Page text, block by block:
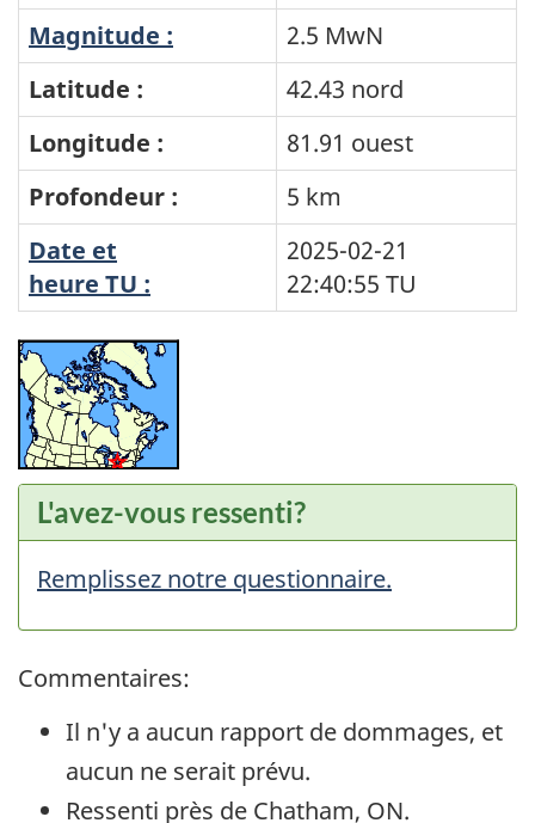
Magnitude :
2.5 MwN
Latitude :
42.43 nord
Longitude :
81.91 ouest
Profondeur :
5 km
Date et
heure TU :
2025-02-21
22:40:55 TU
L'avez-vous ressenti?
Remplissez notre questionnaire.
Commentaires:
Il n'y a aucun rapport de dommages, et
aucun ne serait prévu.
Ressenti près de Chatham, ON.